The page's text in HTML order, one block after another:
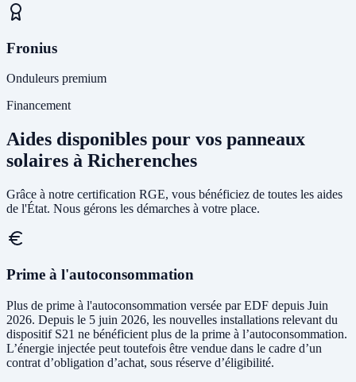
Fronius
Onduleurs premium
Financement
Aides disponibles pour vos panneaux
solaires à Richerenches
Grâce à notre certification RGE, vous bénéficiez de toutes les aides
de l'État. Nous gérons les démarches à votre place.
Prime à l'autoconsommation
Plus de prime à l'autoconsommation versée par EDF depuis Juin
2026. Depuis le 5 juin 2026, les nouvelles installations relevant du
dispositif S21 ne bénéficient plus de la prime à l’autoconsommation.
L’énergie injectée peut toutefois être vendue dans le cadre d’un
contrat d’obligation d’achat, sous réserve d’éligibilité.